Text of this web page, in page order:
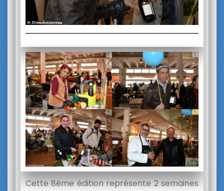
Cette 8ème édition représente 2 semaines